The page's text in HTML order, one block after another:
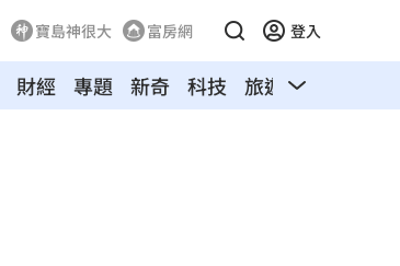
寶島神很大 富房網 登入
財經 專題 新奇 科技 旅遊 汽車